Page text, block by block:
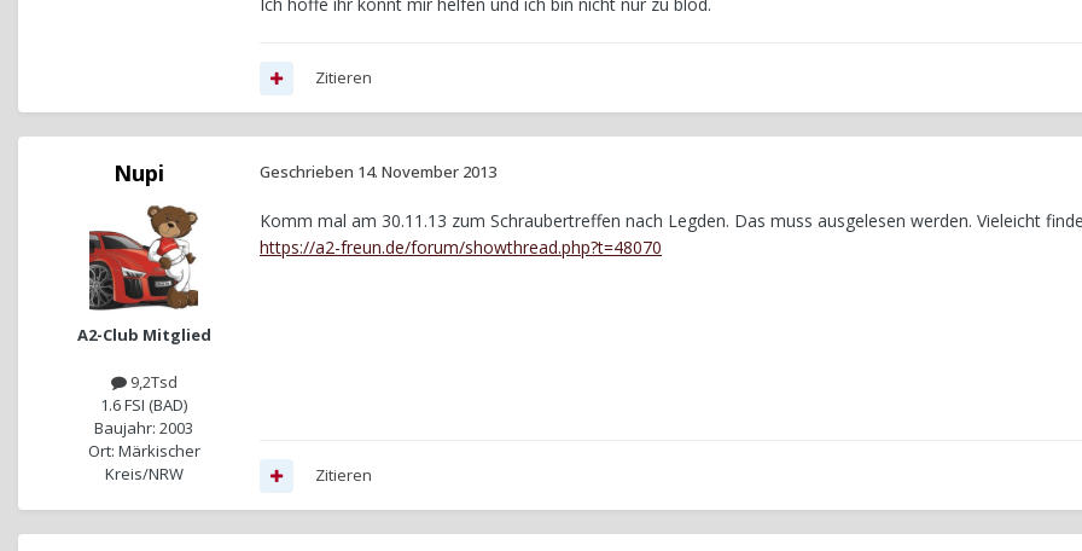
Zitieren
Nupi
A2-Club Mitglied
9,2Tsd
1.6 FSI (BAD)
Baujahr: 2003
Ort: Märkischer
Kreis/NRW
Geschrieben 14. November 2013
Komm mal am 30.11.13 zum Schraubertreffen nach Legden. Das muss ausgelesen werden. Vieleicht
https://a2-freun.de/forum/showthread.php?t=48070
Zitieren